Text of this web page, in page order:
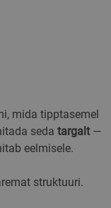
mida tipptasemel
seda targalt—
eelmisele.
struktuuri.